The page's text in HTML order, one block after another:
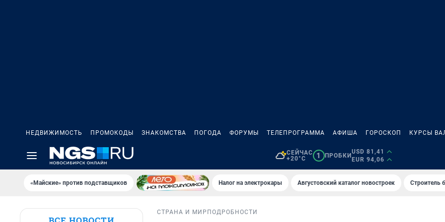
НЕДВИЖИМОСТЬ ПРОМОКОДЫ ЗНАКОМСТВА ПОГОДА ФОРУМЫ ТЕЛЕПРОГРАММА АФИША ГОРОСКОП КУРСЫ
СЕЙЧАС
+20°C
1 ПРОБКИ
USD 81,41
EUR 94,06
«Майские» против подставщиков Налог на электрокары Августовский каталог новостроек Строитель
СТРАНА И МИР ПОДРОБНОСТИ